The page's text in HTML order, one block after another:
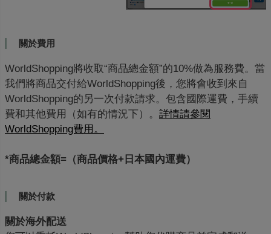
關於費用
WorldShopping將收取“商品總金額”的10%做為服務費。當
我們將商品交付給WorldShopping後，您將會收到來自
WorldShopping的另一次付款請求。包含國際運費，手續
費和其他費用（如有的情況下）。 詳情請參閱
WorldShopping費用。
*商品總金額=（商品價格+日本國內運費）
關於付款
關於海外配送